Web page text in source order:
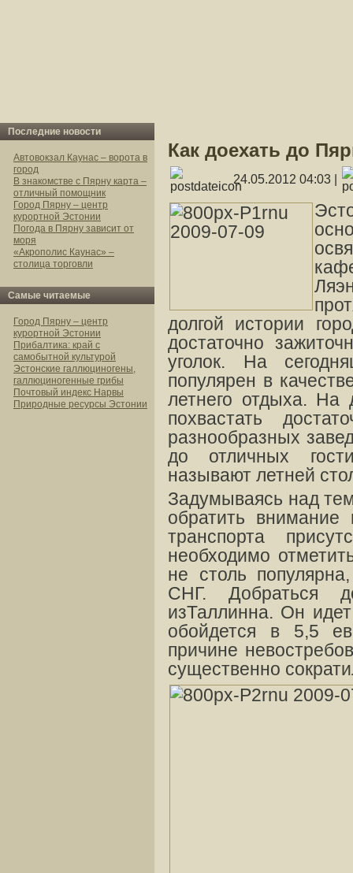
Последние новости
Автовокзал Каунас – ворота в
город
В знакомстве с Пярну карта –
отличный помощник
Город Пярну – центр
курортной Эстонии
Погода в Пярну зависит от
моря
«Акрополис Каунас» –
столица торговли
Самые читаемые
Город Пярну – центр
курортной Эстонии
Прибалтика: край с
самобытной культурой
Эстонские галлюциногены,
галлюциногенные грибы
Почтовый индекс Нарвы
Природные ресурсы Эстонии
Как доехать до
24.05.2012 04:03 |
долгой истории
достаточно
уголок. На
популярен в
летнего отдыха.
похвастать
разнообразных
до отличных
называют летней
Задумываясь над
обратить внимание
транспорта
необходимо
не столь
СНГ. Добраться
изТаллинна. Он
обойдется в 5,5
причине
существенно